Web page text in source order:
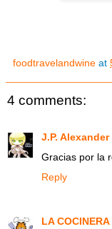
foodtravelandwine at
4 comments:
J.P. Alexander
Gracias por la
Reply
LA